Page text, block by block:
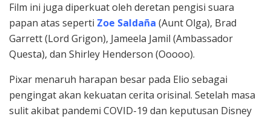
Film ini juga diperkuat oleh deretan pengisi suara
papan atas seperti Zoe Saldaña (Aunt Olga), Brad
Garrett (Lord Grigon), Jameela Jamil (Ambassador
Questa), dan Shirley Henderson (Ooooo).
Pixar menaruh harapan besar pada Elio sebagai
pengingat akan kekuatan cerita orisinal. Setelah masa
sulit akibat pandemi COVID-19 dan keputusan Disney